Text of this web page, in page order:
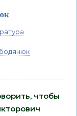
чтобы